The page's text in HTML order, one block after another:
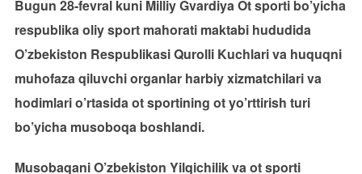
Bugun 28-fevral kuni Milliy Gvardiya Ot sporti bo’yicha
respublika oliy sport mahorati maktabi hududida
O’zbekiston Respublikasi Qurolli Kuchlari va huquqni
muhofaza qiluvchi organlar harbiy xizmatchilari va
hodimlari o’rtasida ot sportining ot yo’rttirish turi
bo’yicha musoboqa boshlandi.
Musobaqani O’zbekiston Yilqichilik va ot sporti